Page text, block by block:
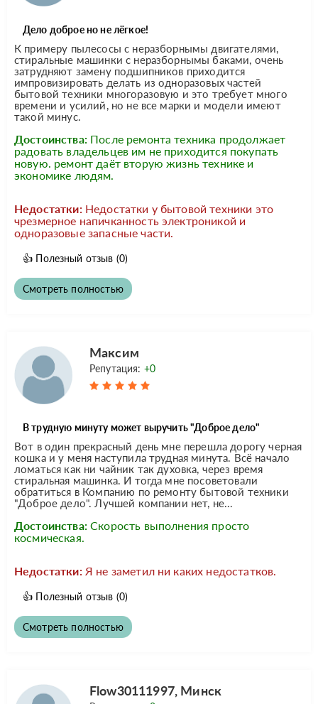
Дело доброе но не лёгкое!
К примеру пылесосы с неразборнымы двигателями,
стиральные машинки с неразборнымы баками, очень
затрудняют замену подшипников приходится
импровизировать делать из одноразовых частей
бытовой техники многоразовую и это требует много
времени и усилий, но не все марки и модели имеют
такой минус.
Достоинства: После ремонта техника продолжает
радовать владельцев им не приходится покупать
новую. ремонт даёт вторую жизнь технике и
экономике людям.
Недостатки: Недостатки у бытовой техники это
чрезмерное напичканность электроникой и
одноразовые запасные части.
👍 Полезный отзыв (0)
Смотреть полностью
Максим
Репутация: +0
В трудную минуту может выручить "Доброе дело"
Вот в один прекрасный день мне перешла дорогу черная
кошка и у меня наступила трудная минута. Всё начало
ломаться как ни чайник так духовка, через время
стиральная машинка. И тогда мне посоветовали
обратиться в Компанию по ремонту бытовой техники
"Доброе дело". Лучшей компании нет, не...
Достоинства: Скорость выполнения просто
космическая.
Недостатки: Я не заметил ни каких недостатков.
👍 Полезный отзыв (0)
Смотреть полностью
Flow30111997, Минск